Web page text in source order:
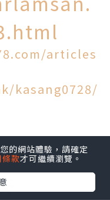
articles
kasang0728/
的網站體驗，請確定
款才可繼續瀏覽。